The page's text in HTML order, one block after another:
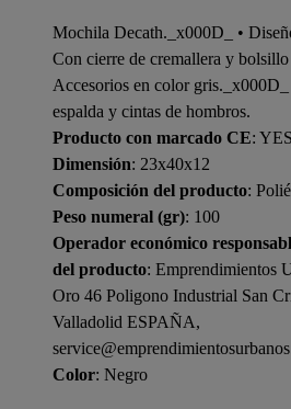
Mochila Decath._x000D_ •
Con cierre de cremallera y
Accesorios en color
espalda y cintas de hombros.
Producto con marcado CE: YES
Dimensión: 23x40x12
Composición del producto:
Peso numeral (gr): 100
Operador económico
del producto: Emprendimientos
Oro 46 Poligono Industrial San
Valladolid ESPAÑA,
Color: Negro